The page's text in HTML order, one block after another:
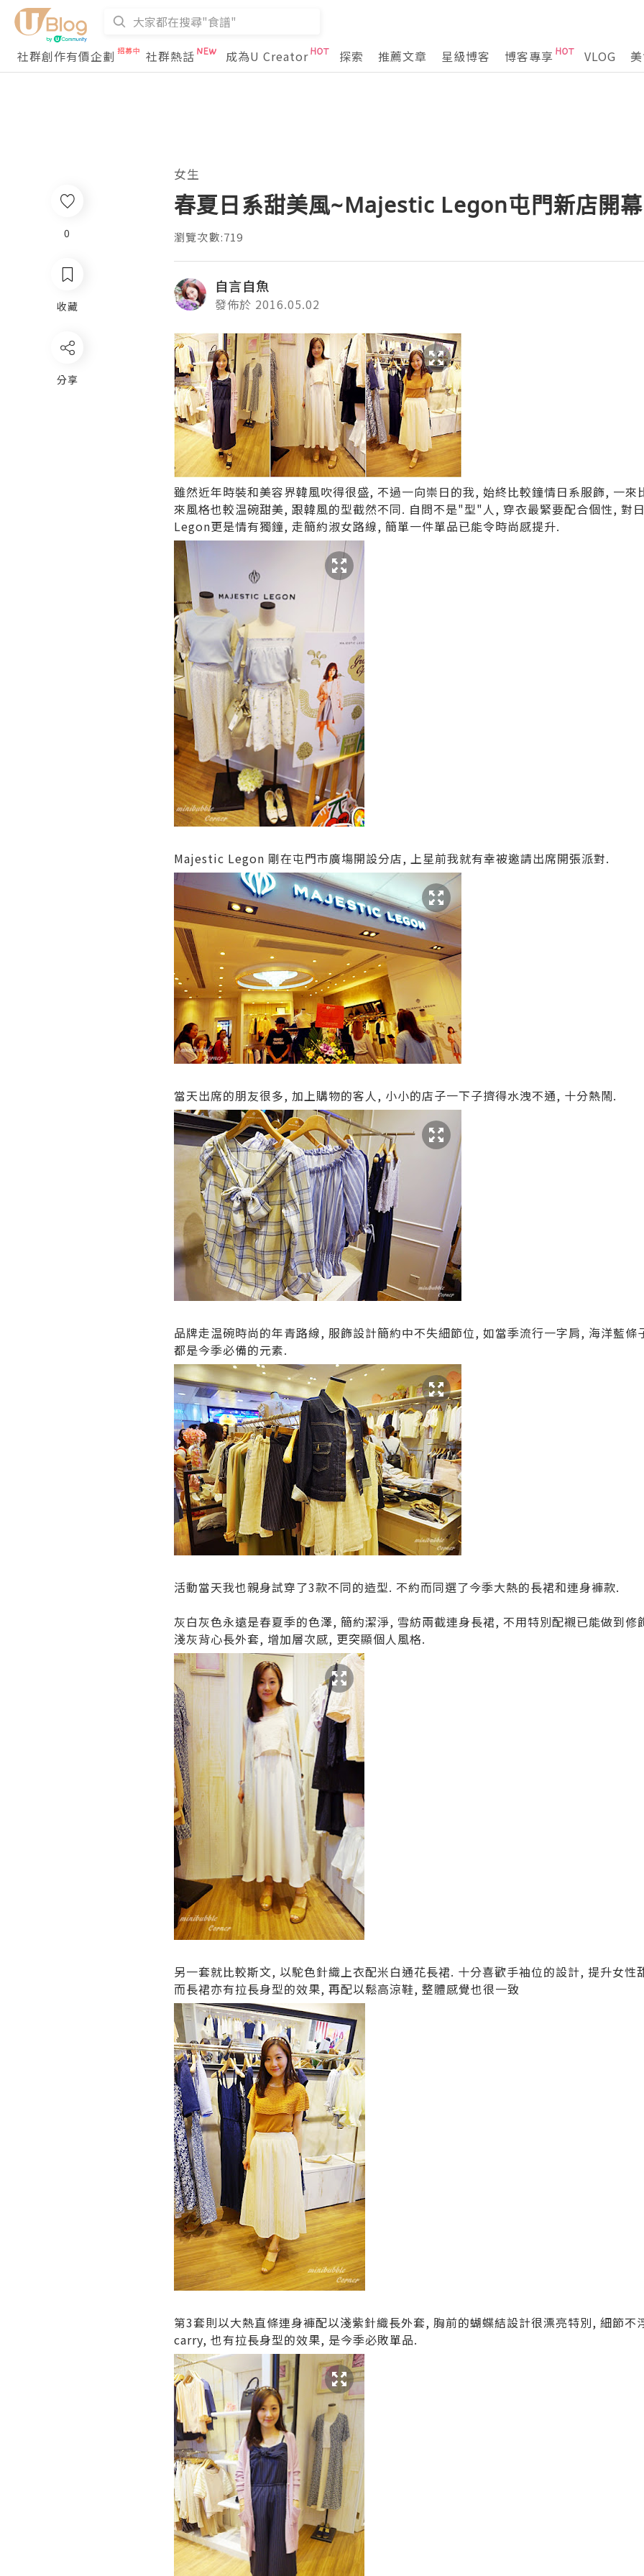
社群創作有價企劃
社群熱話 成為U Creator 探索 推薦文章 星級博客 博客專享 VLOG
0
收藏
分享
女生
春夏日系甜美風~Majestic Legon屯門新店開幕
瀏覽次數:719
自言自魚
發佈於 2016.05.02
雖然近年時裝和美容界韓風吹得很盛, 不過一向崇日的我, 始終比較鐘情日系服飾, 一來
來風格也較温碗甜美, 跟韓風的型截然不同. 自問不是"型"人, 穿衣最緊要配合個性, 對
Legon更是情有獨鐘, 走簡約淑女路線, 簡單一件單品已能令時尚感提升.
Majestic Legon 剛在屯門市廣塲開設分店, 上星前我就有幸被邀請出席開張派對.
當天出席的朋友很多, 加上購物的客人, 小小的店子一下子擠得水洩不通, 十分熱鬧.
品牌走温碗時尚的年青路線, 服飾設計簡約中不失細節位, 如當季流行一字肩, 海洋藍
都是今季必備的元素.
活動當天我也親身試穿了3款不同的造型. 不約而同選了今季大熱的長裙和連身褲款.
灰白灰色永遠是春夏季的色澤, 簡約潔淨, 雪紡兩截連身長裙, 不用特別配襯已能做到修
淺灰背心長外套, 增加層次感, 更突顯個人風格.
另一套就比較斯文, 以駝色針織上衣配米白通花長裙. 十分喜歡手袖位的設計, 提升女性
而長裙亦有拉長身型的效果, 再配以鬆高涼鞋, 整體感覺也很一致
第3套則以大熱直條連身褲配以淺紫針織長外套, 胸前的蝴蝶結設計很漂亮特別, 細節不
carry, 也有拉長身型的效果, 是今季必敗單品.